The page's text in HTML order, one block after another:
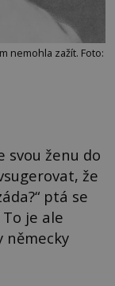
nemohla zažít. Foto:
svou ženu do
že
ptá se
je ale
německy